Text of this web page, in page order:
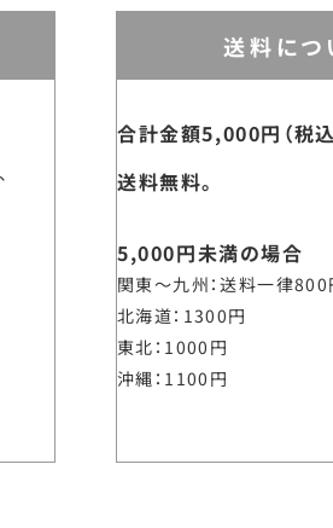
送料につ
合計金額5,000円（税込
送料無料。
5,000円未満の場合
関東～九州 送料一律800
北海道 1300円
東北 1000円
沖縄 1100円